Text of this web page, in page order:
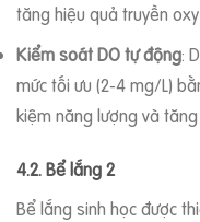
tăng hiệu quả truyền
Kiểm soát DO tự động:
mức tối ưu (2-4 mg/L)
kiệm năng lượng và
4.2. Bể lắng 2
Bể lắng sinh học được